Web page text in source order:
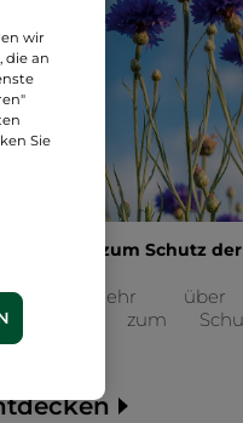
Einsatz zum Schutz der
mehr über
zum
wir
die an
Sie